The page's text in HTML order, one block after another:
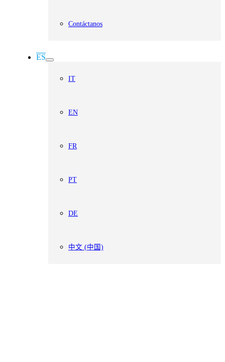
Contáctanos
ES
IT
EN
FR
PT
DE
中文 (中国)